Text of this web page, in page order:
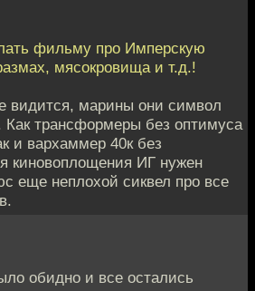
фильму про Имперскую
мясокровища и т.д.!
видится, марины они символ
Как трансформеры без оптимуса
и вархаммер 40к без
киновоплощения ИГ нужен
еще неплохой сиквел про все
обидно и все остались